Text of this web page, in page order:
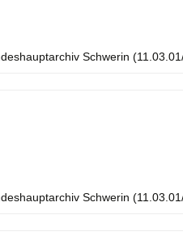
Schwerin
Schwerin